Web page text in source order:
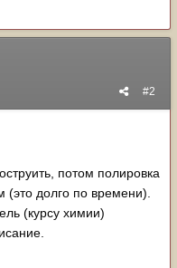
#2
потом полировка
долго по времени).
(курсу химии)